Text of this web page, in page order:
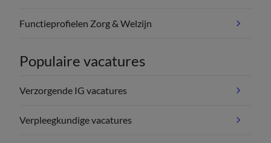
Functieprofielen Zorg & Welzijn
Populaire vacatures
Verzorgende IG vacatures
Verpleegkundige vacatures